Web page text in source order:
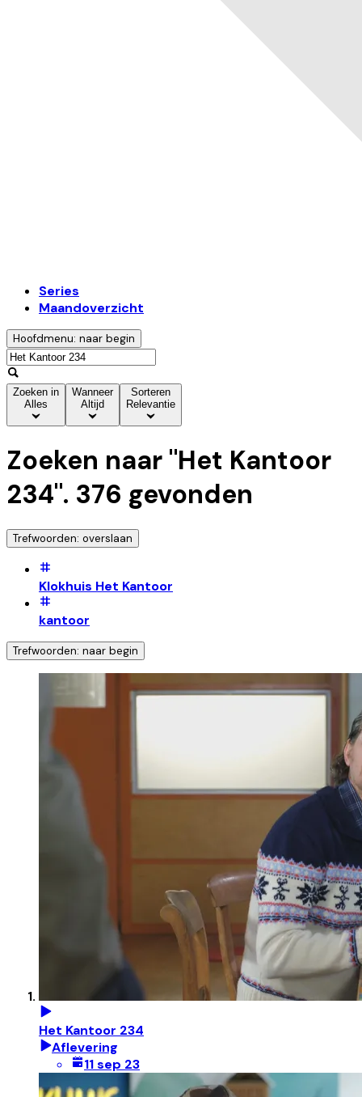
Series
Maandoverzicht
Hoofdmenu: naar begin
Zoeken in
Alles
Wanneer
Altijd
Sorteren
Relevantie
Zoeken naar "Het Kantoor
234". 376 gevonden
Trefwoorden: overslaan
Klokhuis Het Kantoor
kantoor
Trefwoorden: naar begin
Het Kantoor 234
Aflevering
11 sep 23